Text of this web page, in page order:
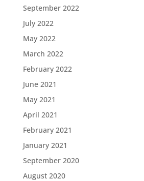
September 2022
July 2022
May 2022
March 2022
February 2022
June 2021
May 2021
April 2021
February 2021
January 2021
September 2020
August 2020